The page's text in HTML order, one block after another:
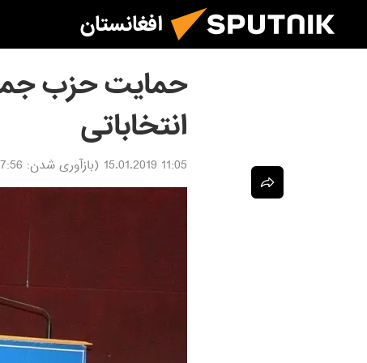
افغانستان
حمایت حزب
انتخاباتی
11:05 15.01.2019 (بازآوری شدن: 15.01.2019